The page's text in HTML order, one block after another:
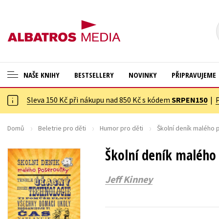
NAŠE KNIHY
ANGLICKÉ KNIHY -20 %
VÝPRODEJ -70 %
ASTERIX S DÁRKEM
🎁DÁRKOVÉ PUBLIKACE
✉️ DÁRKOVÉ POUKAZY
Cestování
Dárkové publikace
Digitální fotografie
Esoterika a duchovní svět
BESTSELLERY NOVINKY PŘIPRAVUJEME
Sleva 150 Kč při nákupu nad 850 Kč s kódem SRPEN150|
Domů Beletrie pro děti Humor pro děti Školní deník malého
Školní deník
Jeff Kinney